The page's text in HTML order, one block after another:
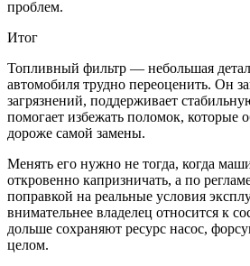
проблем.
Итог
Топливный фильтр — небольшая
автомобиля трудно переоценить. Он
загрязнений, поддерживает
помогает избежать поломок, которые
дороже самой замены.
Менять его нужно не тогда, когда
откровенно капризничать, а по
поправкой на реальные условия
внимательнее владелец относится к
дольше сохраняют ресурс насос,
целом.